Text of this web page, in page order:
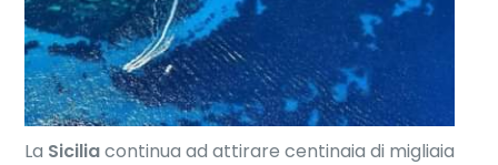
La Siciliacontinua ad attirare centinaia di migliaia